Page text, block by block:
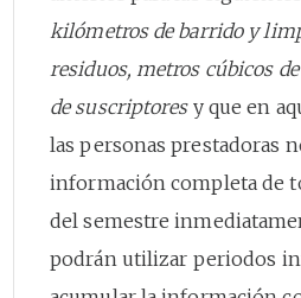
kilómetros de barrido y
residuos, metros cúbicos
de suscriptoresy que en
las personas prestadoras
información completa de
del semestre
podrán utilizar periodos